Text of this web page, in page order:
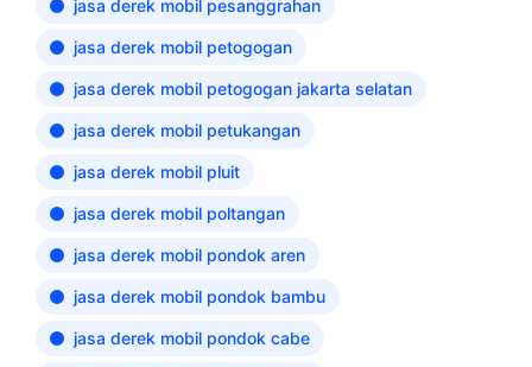
jasa derek mobil pesanggrahan
jasa derek mobil petogogan
jasa derek mobil petogogan jakarta selatan
jasa derek mobil petukangan
jasa derek mobil pluit
jasa derek mobil poltangan
jasa derek mobil pondok aren
jasa derek mobil pondok bambu
jasa derek mobil pondok cabe